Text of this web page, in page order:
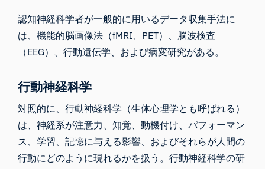
認知神経科学者が一般的に用いるデータ収集手法に
は、機能的脳画像法（fMRI、PET）、 脳波検査
（EEG）、行動遺伝学、および病変研究がある。
行動神経科学
対照的に、行動神経科学 （生体心理学とも呼ばれる）
は、神経系が注意力、知覚、動機付け、パフォーマン
ス、学習、記憶に与える影響、およびそれらが人間の
行動にどのように現れるかを扱う。行動神経科学の研